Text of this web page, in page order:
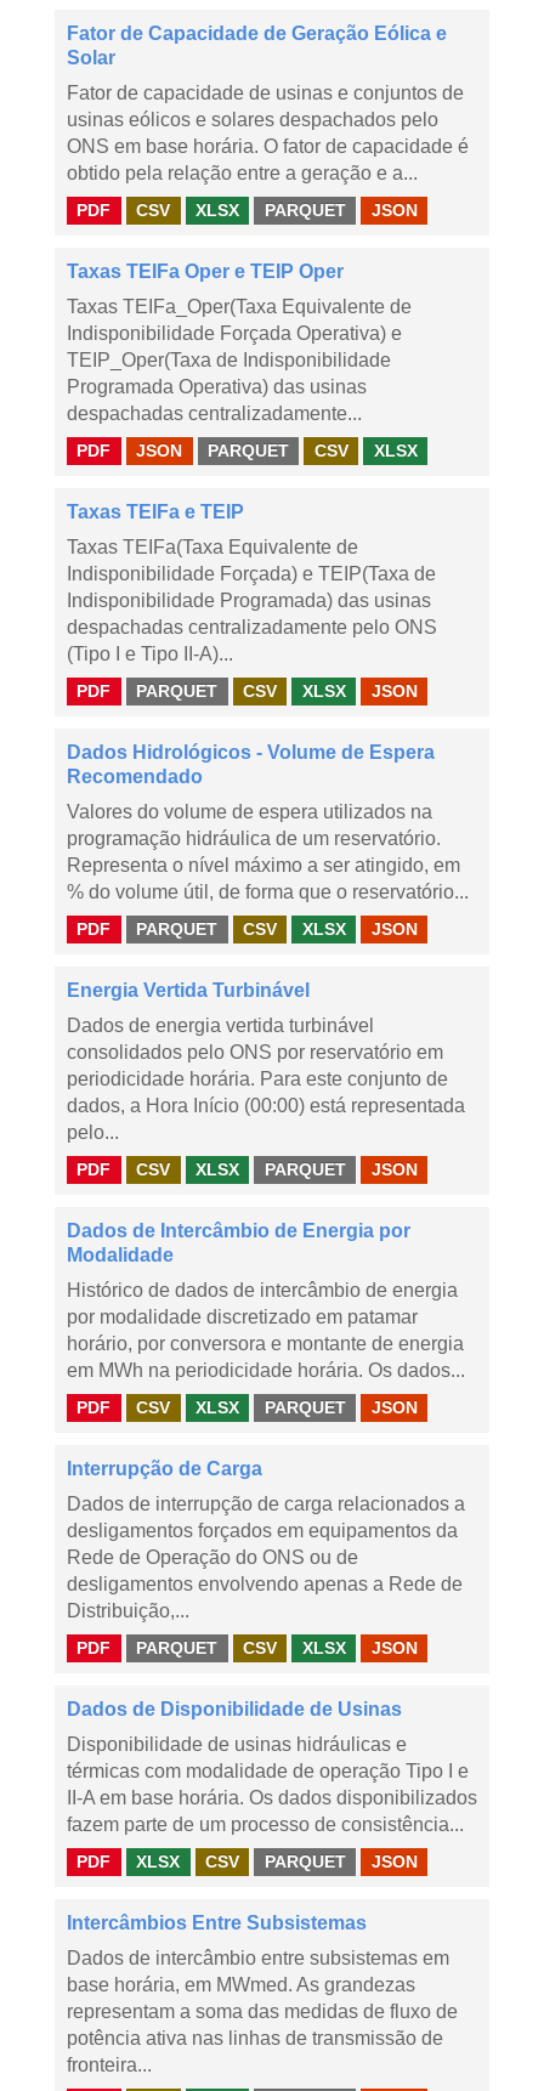
Fator de Capacidade de Geração Eólica e
Solar
Fator de capacidade de usinas e conjuntos de
usinas eólicos e solares despachados pelo
ONS em base horária. O fator de capacidade é
obtido pela relação entre a geração e a...
PDF CSV XLSX PARQUET JSON
Taxas TEIFa Oper e TEIP Oper
Taxas TEIFa_Oper(Taxa Equivalente de
Indisponibilidade Forçada Operativa) e
TEIP_Oper(Taxa de Indisponibilidade
Programada Operativa) das usinas
despachadas centralizadamente...
PDF JSON PARQUET CSV XLSX
Taxas TEIFa e TEIP
Taxas TEIFa(Taxa Equivalente de
Indisponibilidade Forçada) e TEIP(Taxa de
Indisponibilidade Programada) das usinas
despachadas centralizadamente pelo ONS
(Tipo I e Tipo II-A)...
PDF PARQUET CSV XLSX JSON
Dados Hidrológicos - Volume de Espera
Recomendado
Valores do volume de espera utilizados na
programação hidráulica de um reservatório.
Representa o nível máximo a ser atingido, em
% do volume útil, de forma que o reservatório...
PDF PARQUET CSV XLSX JSON
Energia Vertida Turbinável
Dados de energia vertida turbinável
consolidados pelo ONS por reservatório em
periodicidade horária. Para este conjunto de
dados, a Hora Início (00:00) está representada
pelo...
PDF CSV XLSX PARQUET JSON
Dados de Intercâmbio de Energia por
Modalidade
Histórico de dados de intercâmbio de energia
por modalidade discretizado em patamar
horário, por conversora e montante de energia
em MWh na periodicidade horária. Os dados...
PDF CSV XLSX PARQUET JSON
Interrupção de Carga
Dados de interrupção de carga relacionados a
desligamentos forçados em equipamentos da
Rede de Operação do ONS ou de
desligamentos envolvendo apenas a Rede de
Distribuição,...
PDF PARQUET CSV XLSX JSON
Dados de Disponibilidade de Usinas
Disponibilidade de usinas hidráulicas e
térmicas com modalidade de operação Tipo I e
II-A em base horária. Os dados disponibilizados
fazem parte de um processo de consistência...
PDF XLSX CSV PARQUET JSON
Intercâmbios Entre Subsistemas
Dados de intercâmbio entre subsistemas em
base horária, em MWmed. As grandezas
representam a soma das medidas de fluxo de
potência ativa nas linhas de transmissão de
fronteira...